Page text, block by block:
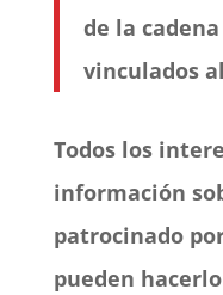
de la
vinculados
Todos los
información
patrocinado
pueden